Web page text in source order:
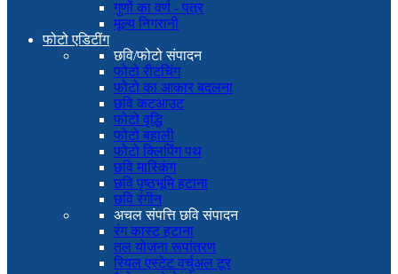
गुणों का वर्ण - पत्र
मूल्य निगरानी
फोटो एडिटींग
छवि/फोटो संपादन
फोटो रीटचिंग
फोटो का आकार बदलना
छवि कटआउट
फोटो वृद्धि
फोटो बहाली
फोटो क्लिपिंग पथ
छवि मास्किंग
छवि पृष्ठभूमि हटाना
छवि रंगीन
अचल संपत्ति छवि संपादन
रंग कास्ट हटाना
तल योजना रूपांतरण
रियल एस्टेट वर्चुअल टूर